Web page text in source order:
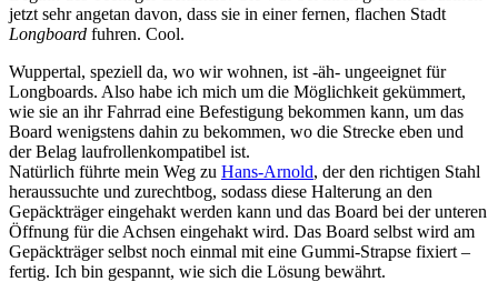
jetzt sehr angetan davon, dass sie in einer fernen, flachen Stadt
Longboard fuhren. Cool.
Wuppertal, speziell da, wo wir wohnen, ist -äh- ungeeignet für
Longboards. Also habe ich mich um die Möglichkeit gekümmert,
wie sie an ihr Fahrrad eine Befestigung bekommen kann, um das
Board wenigstens dahin zu bekommen, wo die Strecke eben und
der Belag laufrollenkompatibel ist.
Natürlich führte mein Weg zu Hans-Arnold, der den richtigen Stahl
heraussuchte und zurechtbog, sodass diese Halterung an den
Gepäckträger eingehakt werden kann und das Board bei der unteren
Öffnung für die Achsen eingehakt wird. Das Board selbst wird am
Gepäckträger selbst noch einmal mit eine Gummi-Strapse fixiert –
fertig. Ich bin gespannt, wie sich die Lösung bewährt.